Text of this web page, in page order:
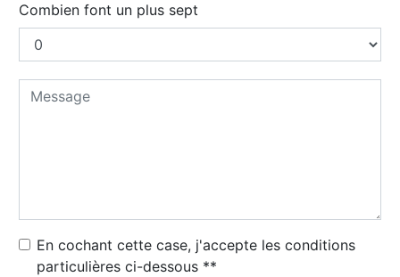
Combien font un plus sept
En cochant cette case, j'accepte les conditions
particulières ci-dessous **